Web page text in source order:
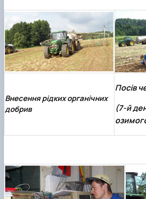
Внесення рідких органічних
добрив
Посів
(7-й